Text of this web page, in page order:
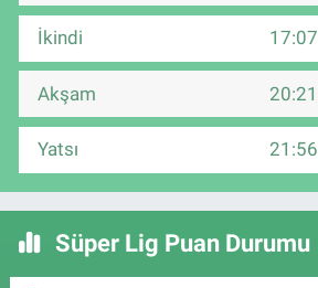
İkindi 17:07
Akşam 20:21
Yatsı 21:56
Süper Lig Puan Durumu